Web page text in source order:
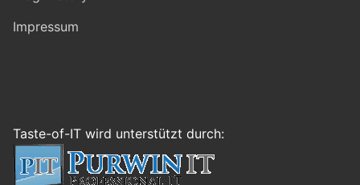
Impressum
Taste-of-IT wird unterstützt durch: